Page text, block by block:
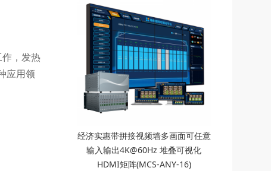
，发热
应用领
经济实惠带拼接视频墙多画面可任意
输入输出4K@60Hz 堆叠可视化
HDMI矩阵(MCS-ANY-16)